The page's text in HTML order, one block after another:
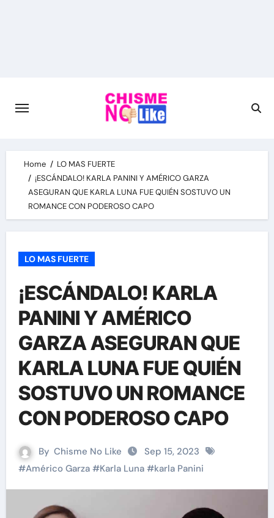
Home
LO MAS FUERTE
¡ESCÁNDALO! KARLA PANINI Y AMÉRICO GARZA
ASEGURAN QUE KARLA LUNA FUE QUIÉN SOSTUVO UN
ROMANCE CON PODEROSO CAPO
LO MAS FUERTE
¡ESCÁNDALO! KARLA
PANINI Y AMÉRICO
GARZA ASEGURAN QUE
KARLA LUNA FUE QUIÉN
SOSTUVO UN ROMANCE
CON PODEROSO CAPO
By Chisme No Like
Sep 15, 2023
#Américo Garza#Karla Luna#karla Panini